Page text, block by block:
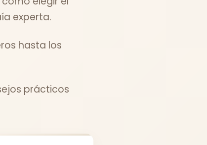
experta.
hasta los
prácticos